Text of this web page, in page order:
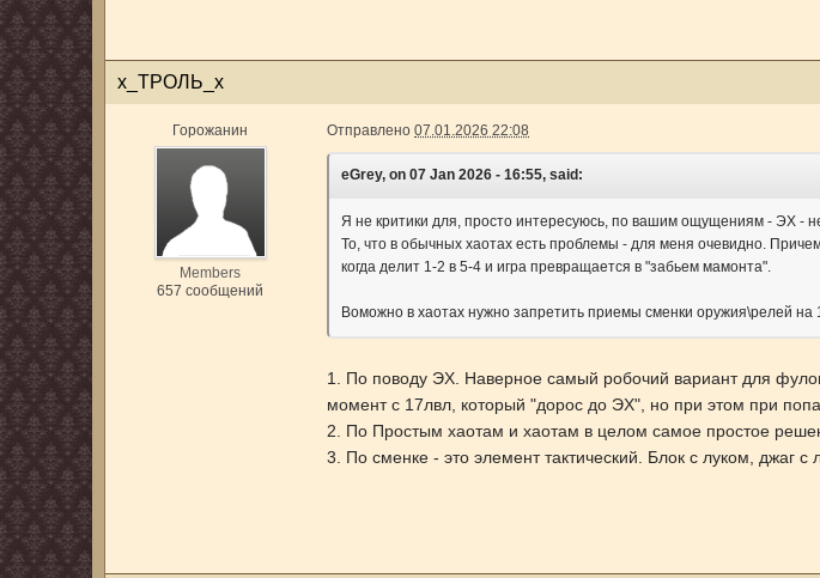
х_ТРОЛЬ_х
Горожанин
Members
657 сообщений
Отправлено07.01.2026 22:08
eGrey, on 07 Jan 2026 - 16:55, said:
Я не критики для, просто интересуюсь, по вашим ощущениям - ЭХ -
То, что в обычных хаотах есть проблемы - для меня очевидно.
когда делит 1-2 в 5-4 и игра превращается в "забьем мамонта".
Воможно в хаотах нужно запретить приемы сменки оружия\релей на
1. По поводу ЭХ. Наверное самый робочий вариант для
момент с 17лвл, который "дорос до ЭХ", но при этом при
2. По Простым хаотам и хаотам в целом самое простое
3. По сменке - это элемент тактический. Блок с луком, джаг